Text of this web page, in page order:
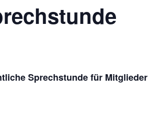
Sprechstunde für Mitglieder